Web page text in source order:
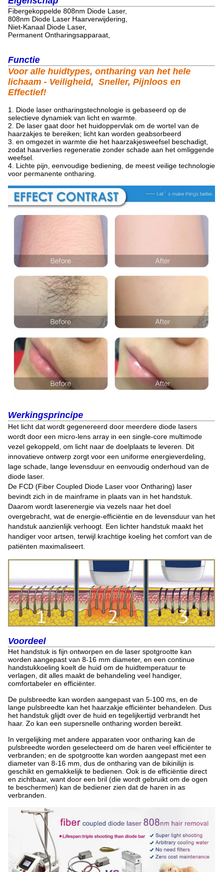
Fibergekoppelde 808nm Diode Laser,
808nm Diode Laser Haarverwijdering,
Niet-Kanaal Diode Laser,
Permanent Ontharingsapparaat,
Functie
Voor alle huidtypes, ontharing van het hele
lichaam - Veiligheid, Sneller, Pijnloos en
Effectief!
1. Diode laser ontharingstechnologie is gebaseerd op de
selectieve dynamiek van licht en warmte.
2. De laser gaat door het huidoppervlak om de wortel van de
haarzakjes te bereiken; licht kan worden geabsorbeerd
3. en omgezet in warmte die het haarzakjesweefsel beschadigt,
zodat haarverlies regeneratie zonder schade aan het omliggende
weefsel.
4. Lichte pijn, eenvoudige bediening, de meest veilige technologie
voor permanente ontharing.
Werkingsprincipe
Het licht dat wordt gegenereerd door meerdere diode lasers
wordt door een micro-lens array in een single-core multimode
vezel gekoppeld, om licht naar de doelplaats te leveren. Dit
innovatieve ontwerp zorgt voor een uniforme energieverdeling,
lage schade, lange levensduur en eenvoudig onderhoud van de
diode laser.
De FCD (Fiber Coupled Diode Laser voor Ontharing) laser
bevindt zich in de mainframe in plaats van in het handstuk.
Daarom wordt laserenergie via vezels naar het doel
overgebracht, wat de energie-efficiëntie en de levensduur van het
handstuk aanzienlijk verhoogt. Een lichter handstuk maakt het
handiger voor artsen, terwijl krachtige koeling het comfort van de
patiënten maximaliseert.
Voordeel
Het handstuk is fijn ontworpen en de laser spotgrootte kan
worden aangepast van 8-16 mm diameter, en een continue
handstukkoeling koelt de huid om de huidtemperatuur te
verlagen, dit alles maakt de behandeling veel handiger,
comfortabeler en efficiënter.
De pulsbreedte kan worden aangepast van 5-100 ms, en de
lange pulsbreedte kan het haarzakje efficiënter behandelen. Dus
het handstuk glijdt over de huid en tegelijkertijd verbrandt het
haar. Zo kan een supersnelle ontharing worden bereikt.
In vergelijking met andere apparaten voor ontharing kan de
pulsbreedte worden geselecteerd om de haren veel efficiënter te
verbranden; en de spotgrootte kan worden aangepast met een
diameter van 8-16 mm, dus de ontharing van de bikinilijn is
geschikt en gemakkelijk te bedienen. Ook is de efficiëntie direct
en zichtbaar, want door een bril (die wordt gebruikt om de ogen
te beschermen) kan de bediener zien dat de haren in as
verbranden.